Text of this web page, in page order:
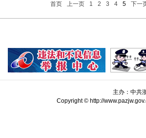
首页 上一页 1 2 3 4 5 下一
主办：中共
Copyright © http://